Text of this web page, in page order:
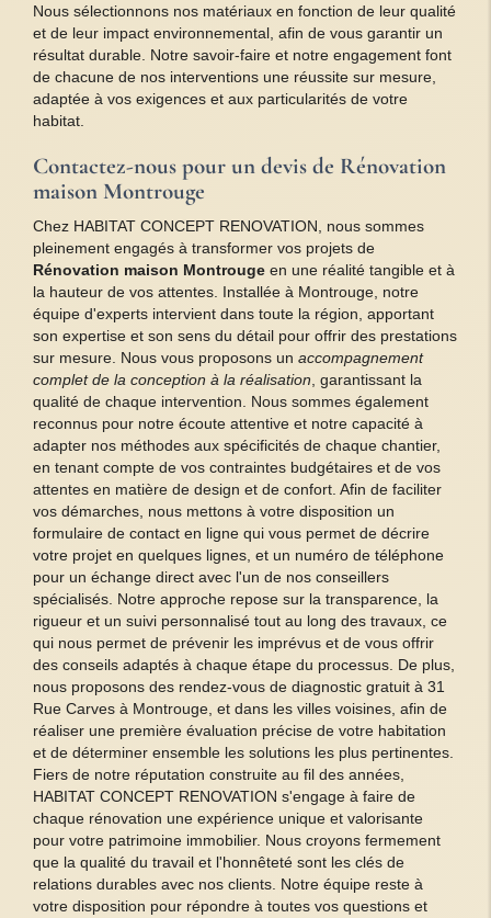
Nous sélectionnons nos matériaux en fonction de leur qualité
et de leur impact environnemental, afin de vous garantir un
résultat durable. Notre savoir-faire et notre engagement font
de chacune de nos interventions une réussite sur mesure,
adaptée à vos exigences et aux particularités de votre
habitat.
Contactez-nous pour un devis de Rénovation
maison Montrouge
Chez HABITAT CONCEPT RENOVATION, nous sommes
pleinement engagés à transformer vos projets de
Rénovation maison Montrouge en une réalité tangible et à
la hauteur de vos attentes. Installée à Montrouge, notre
équipe d'experts intervient dans toute la région, apportant
son expertise et son sens du détail pour offrir des prestations
sur mesure. Nous vous proposons un accompagnement
complet de la conception à la réalisation, garantissant la
qualité de chaque intervention. Nous sommes également
reconnus pour notre écoute attentive et notre capacité à
adapter nos méthodes aux spécificités de chaque chantier,
en tenant compte de vos contraintes budgétaires et de vos
attentes en matière de design et de confort. Afin de faciliter
vos démarches, nous mettons à votre disposition un
formulaire de contact en ligne qui vous permet de décrire
votre projet en quelques lignes, et un numéro de téléphone
pour un échange direct avec l'un de nos conseillers
spécialisés. Notre approche repose sur la transparence, la
rigueur et un suivi personnalisé tout au long des travaux, ce
qui nous permet de prévenir les imprévus et de vous offrir
des conseils adaptés à chaque étape du processus. De plus,
nous proposons des rendez-vous de diagnostic gratuit à 31
Rue Carves à Montrouge, et dans les villes voisines, afin de
réaliser une première évaluation précise de votre habitation
et de déterminer ensemble les solutions les plus pertinentes.
Fiers de notre réputation construite au fil des années,
HABITAT CONCEPT RENOVATION s'engage à faire de
chaque rénovation une expérience unique et valorisante
pour votre patrimoine immobilier. Nous croyons fermement
que la qualité du travail et l'honnêteté sont les clés de
relations durables avec nos clients. Notre équipe reste à
votre disposition pour répondre à toutes vos questions et